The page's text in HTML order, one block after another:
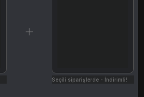
Seçili siparişlerde - İndirimli!